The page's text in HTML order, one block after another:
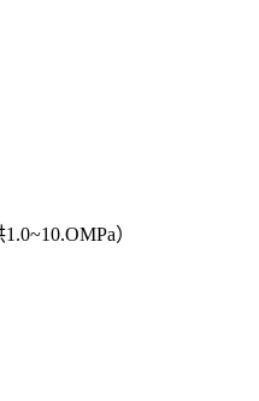
）